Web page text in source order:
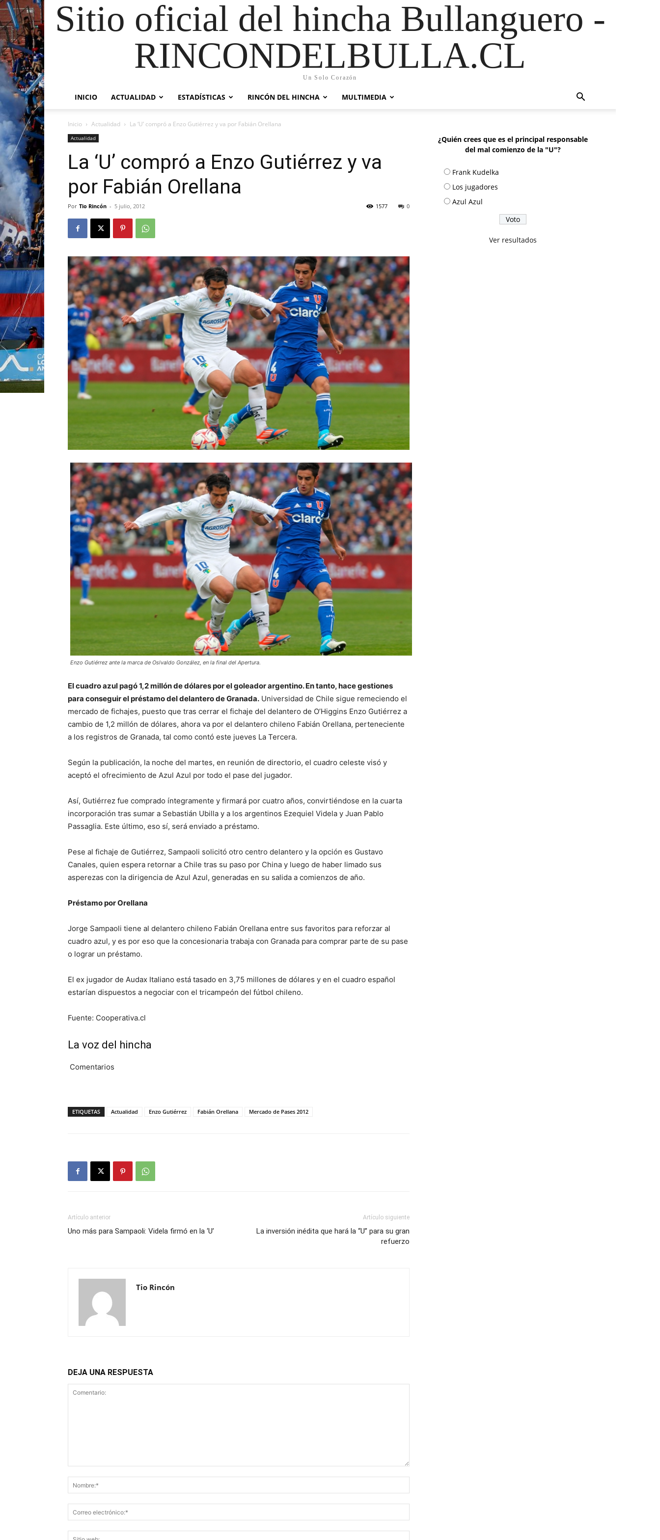
Sitio oficial del hincha Bullanguero -
RINCONDELBULLA.CL
Un Solo Corazón
INICIO ACTUALIDAD ESTADÍSTICAS RINCÓN DEL HINCHA MULTIMEDIA
Inicio Actualidad La ‘U’ compró a Enzo Gutiérrez y va por Fabián Orellana
Actualidad
La ‘U’ compró a Enzo Gutiérrez y va
por Fabián Orellana
Por Tio Rincón - 5 julio, 2012 0
1577
Enzo Gutiérrez ante la marca de Oslvaldo González, en la final del Apertura.
El cuadro azul pagó 1,2 millón de dólares por el goleador argentino. En tanto, hace gestiones
para conseguir el préstamo del delantero de Granada. Universidad de Chile sigue remeciendo el
mercado de fichajes, puesto que tras cerrar el fichaje del delantero de O’Higgins Enzo Gutiérrez a
cambio de 1,2 millón de dólares, ahora va por el delantero chileno Fabián Orellana, perteneciente
a los registros de Granada, tal como contó este jueves La Tercera.
Según la publicación, la noche del martes, en reunión de directorio, el cuadro celeste visó y
aceptó el ofrecimiento de Azul Azul por todo el pase del jugador.
Así, Gutiérrez fue comprado íntegramente y firmará por cuatro años, convirtiéndose en la cuarta
incorporación tras sumar a Sebastián Ubilla y a los argentinos Ezequiel Videla y Juan Pablo
Passaglia. Este último, eso sí, será enviado a préstamo.
Pese al fichaje de Gutiérrez, Sampaoli solicitó otro centro delantero y la opción es Gustavo
Canales, quien espera retornar a Chile tras su paso por China y luego de haber limado sus
asperezas con la dirigencia de Azul Azul, generadas en su salida a comienzos de año.
Préstamo por Orellana
Jorge Sampaoli tiene al delantero chileno Fabián Orellana entre sus favoritos para reforzar al
cuadro azul, y es por eso que la concesionaria trabaja con Granada para comprar parte de su pase
o lograr un préstamo.
El ex jugador de Audax Italiano está tasado en 3,75 millones de dólares y en el cuadro español
estarían dispuestos a negociar con el tricampeón del fútbol chileno.
Fuente: Cooperativa.cl
La voz del hincha
Comentarios
ETIQUETAS Actualidad Enzo Gutiérrez Fabián Orellana Mercado de Pases 2012
Artículo anterior
Uno más para Sampaoli: Videla firmó en la ‘U’
Artículo siguiente
La inversión inédita que hará la “U” para su gran
refuerzo
Tio Rincón
DEJA UNA RESPUESTA
¿Quién crees que es el principal responsable
del mal comienzo de la "U"?
Frank Kudelka
Los jugadores
Azul Azul
Ver resultados